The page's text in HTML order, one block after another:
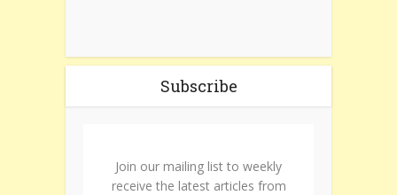
Subscribe
Join our mailing list to weekly
receive the latest articles from